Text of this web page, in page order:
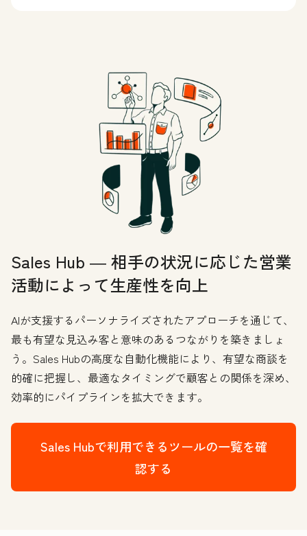
Sales Hub ― 相手の状況に応じた営業
活動によって生産性を向上
AIが支援するパーソナライズされたアプローチを通じて、
最も有望な見込み客と意味のあるつながりを築きましょ
う。Sales Hubの高度な自動化機能により、有望な商談を
的確に把握し、最適なタイミングで顧客との関係を深め、
効率的にパイプラインを拡大できます。
Sales Hubで利用できるツールの一覧を確
認する